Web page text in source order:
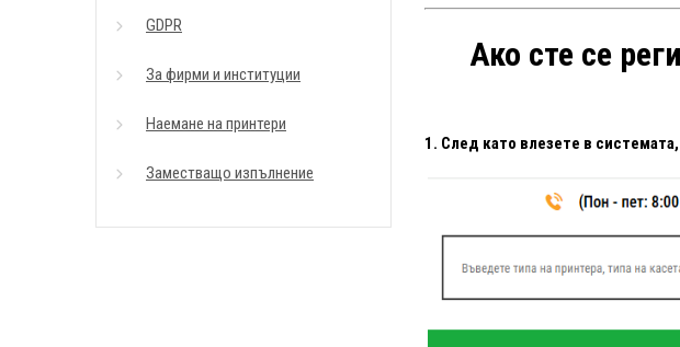
GDPR
За фирми и институции
Наемане на принтери
Заместващо изпълнение
Ако сте се
1. След като влезете в